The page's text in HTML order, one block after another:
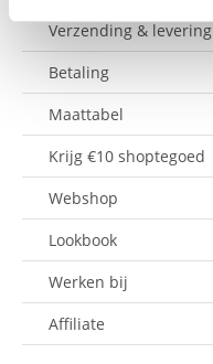
Verzending & levering
Betaling
Maattabel
Krijg €10 shoptegoed
Webshop
Lookbook
Werken bij
Affiliate